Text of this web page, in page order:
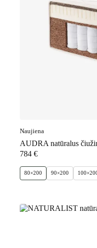
Naujiena
AUDRA natūralus
784 €
80×200 90×200